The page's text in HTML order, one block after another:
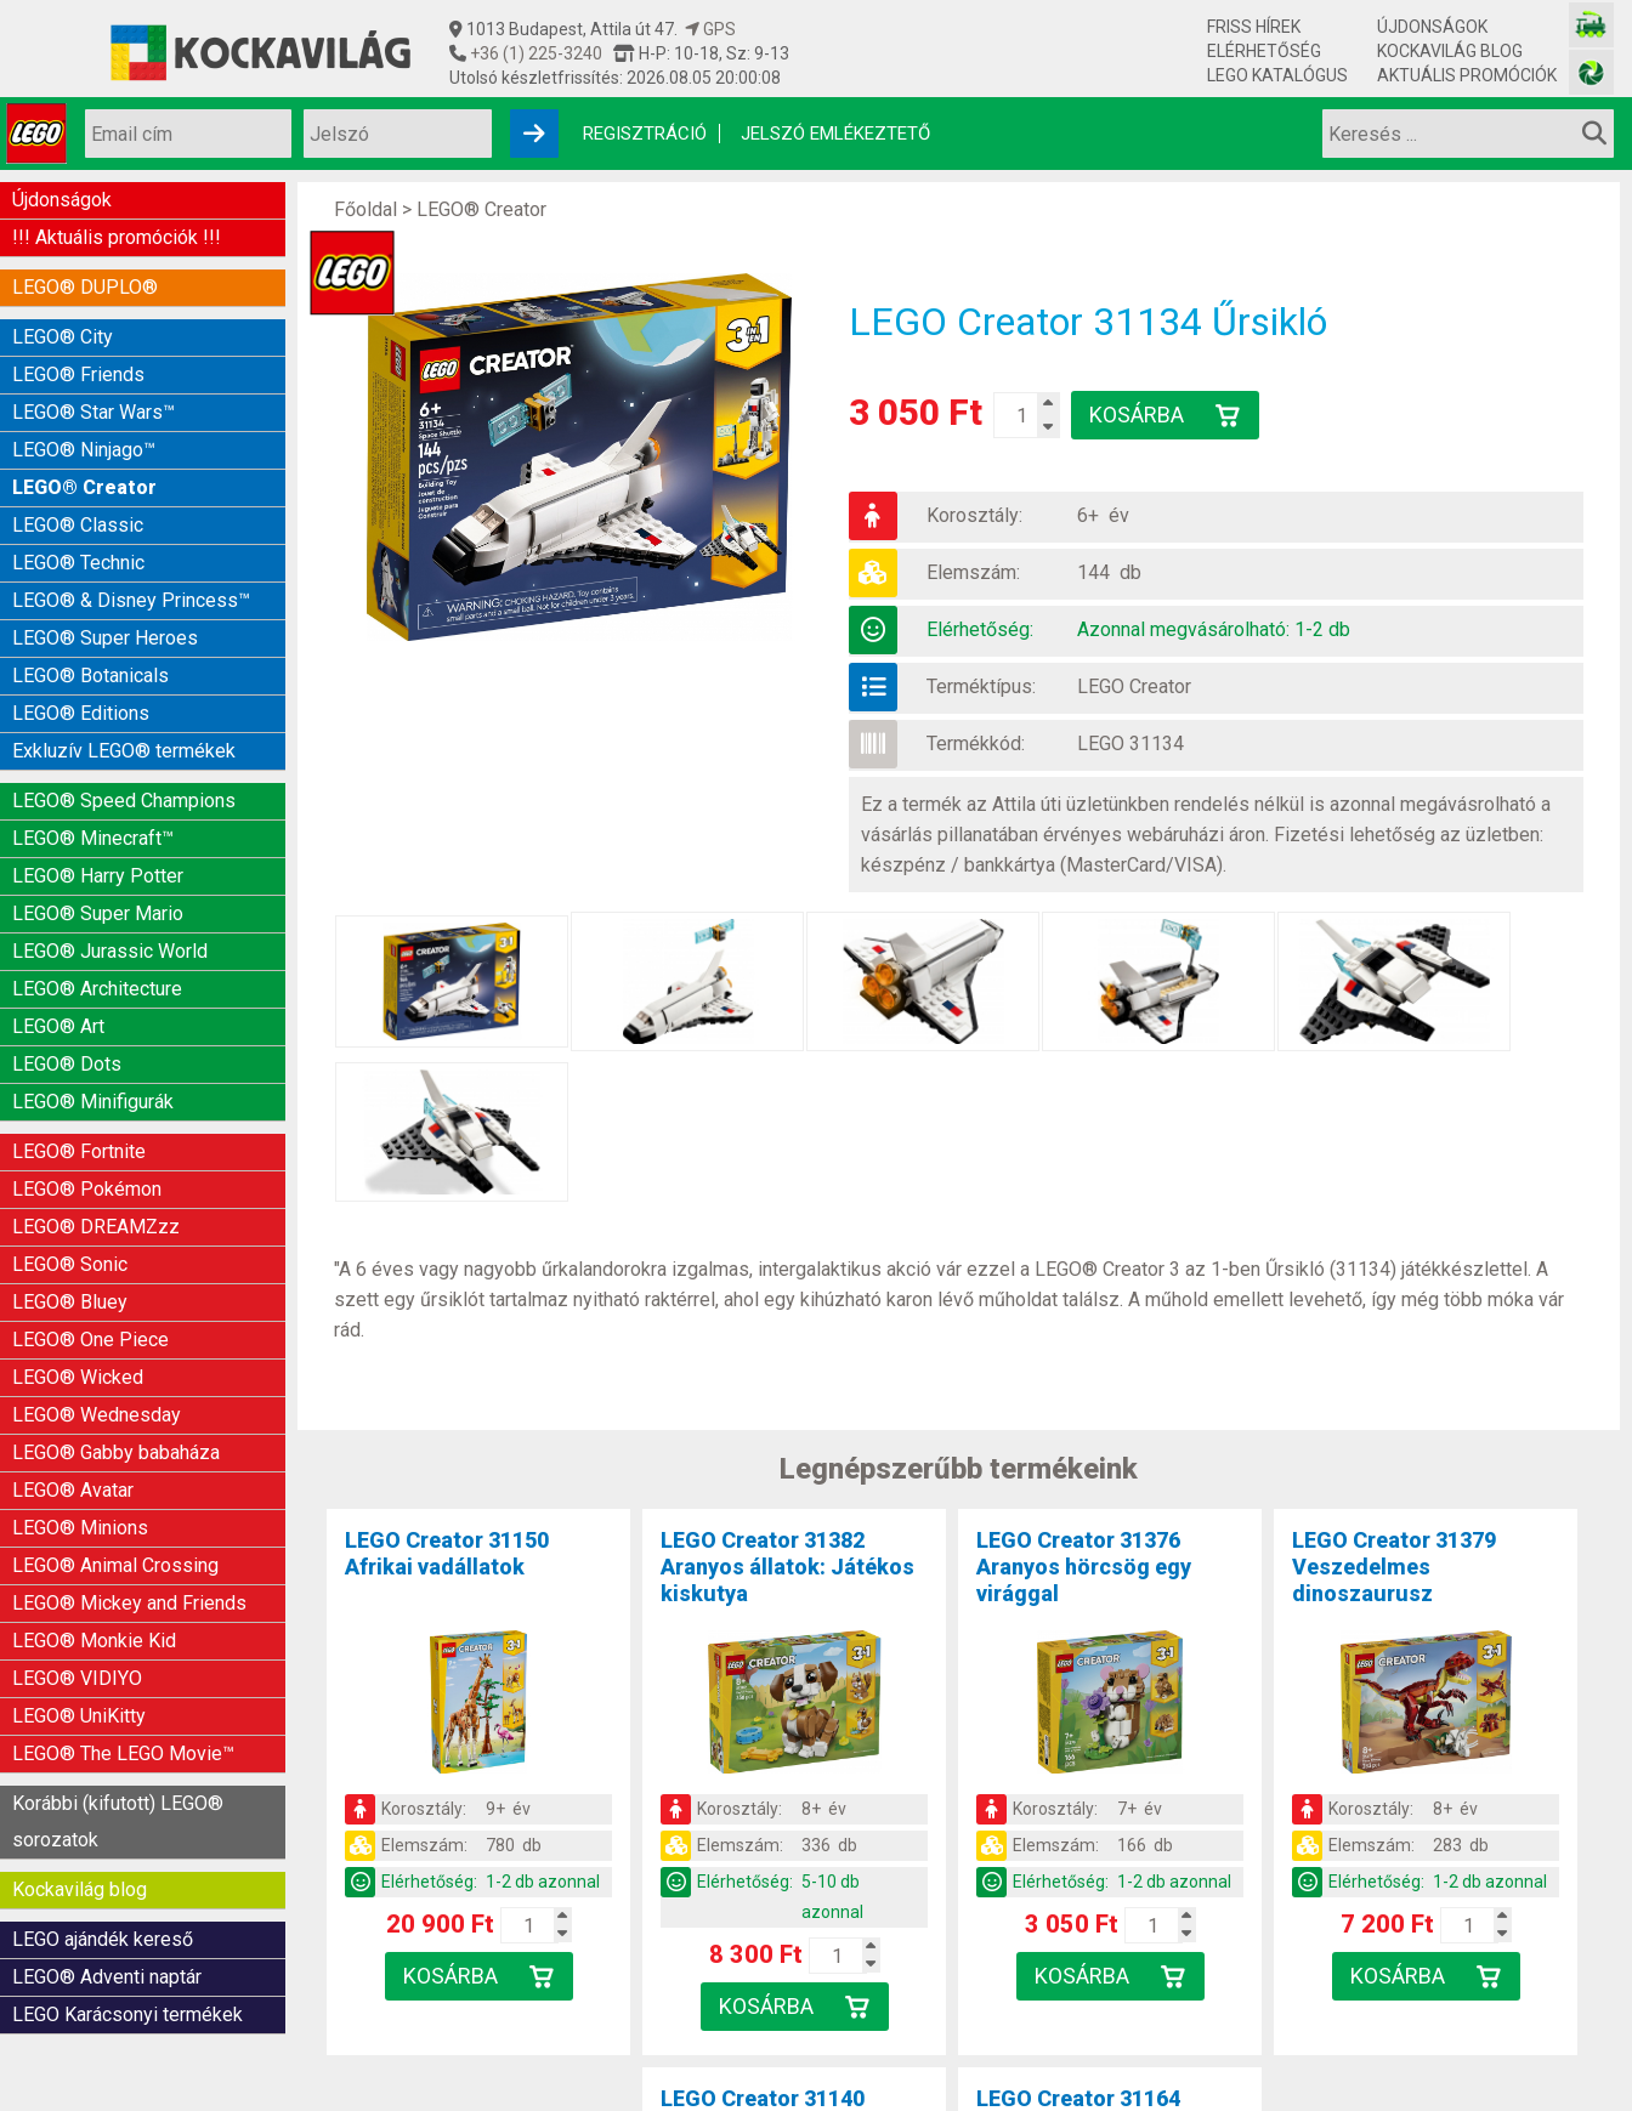
1013 Budapest, Attila út 47.
GPS
+36 (1) 225-3240
H-P: 10-18, Sz: 9-13
Utolsó készletfrissítés: 2026.08.05 20:00:08
FRISS HÍREK
ELÉRHETŐSÉG
LEGO KATALÓGUS
ÚJDONSÁGOK
KOCKAVILÁG BLOG
AKTUÁLIS PROMÓCIÓK
REGISZTRÁCIÓ JELSZÓ EMLÉKEZTETŐ
Újdonságok
!!! Aktuális promóciók !!!
LEGO® DUPLO®
LEGO® City
LEGO® Friends
LEGO® Star Wars™
LEGO® Ninjago™
LEGO® Creator
LEGO® Classic
LEGO® Technic
LEGO® & Disney Princess™
LEGO® Super Heroes
LEGO® Botanicals
LEGO® Editions
Exkluzív LEGO® termékek
LEGO® Speed Champions
LEGO® Minecraft™
LEGO® Harry Potter
LEGO® Super Mario
LEGO® Jurassic World
LEGO® Architecture
LEGO® Art
LEGO® Dots
LEGO® Minifigurák
LEGO® Fortnite
LEGO® Pokémon
LEGO® DREAMZzz
LEGO® Sonic
LEGO® Bluey
LEGO® One Piece
LEGO® Wicked
LEGO® Wednesday
LEGO® Gabby babaháza
LEGO® Avatar
LEGO® Minions
LEGO® Animal Crossing
LEGO® Mickey and Friends
LEGO® Monkie Kid
LEGO® VIDIYO
LEGO® UniKitty
LEGO® The LEGO Movie™
Korábbi (kifutott) LEGO®
sorozatok
Kockavilág blog
LEGO ajándék kereső
LEGO® Adventi naptár
LEGO Karácsonyi termékek
Főoldal > LEGO® Creator
LEGO Creator 31134 Űrsikló
3 050 Ft
Korosztály: 6+ év
Elemszám: 144 db
Elérhetőség: Azonnal megvásárolható: 1-2 db
Terméktípus: LEGO Creator
Termékkód: LEGO 31134
Ez a termék az Attila úti üzletünkben rendelés nélkül is azonnal megávásrolható a
vásárlás pillanatában érvényes webáruházi áron. Fizetési lehetőség az üzletben:
készpénz / bankkártya (MasterCard/VISA).
"A 6 éves vagy nagyobb űrkalandorokra izgalmas, intergalaktikus akció vár ezzel a LEGO® Creator 3 az 1-ben Űrsikló (31134) játékkészlettel. A
szett egy űrsiklót tartalmaz nyitható raktérrel, ahol egy kihúzható karon lévő műholdat találsz. A műhold emellett levehető, így még több móka vár
rád.
Legnépszerűbb termékeink
LEGO Creator 31150
Afrikai vadállatok
Korosztály:
9+ év
Elemszám:
780 db
Elérhetőség: 1-2 db azonnal
20 900 Ft
LEGO Creator 31382
Aranyos állatok: Játékos
kiskutya
Korosztály:
8+ év
Elemszám:
336 db
Elérhetőség: 5-10 db
azonnal
8 300 Ft
LEGO Creator 31376
Aranyos hörcsög egy
virággal
Korosztály:
7+ év
Elemszám:
166 db
Elérhetőség: 1-2 db azonnal
3 050 Ft
LEGO Creator 31379
Veszedelmes
dinoszaurusz
Korosztály:
8+ év
Elemszám:
283 db
Elérhetőség: 1-2 db azonnal
7 200 Ft
LEGO Creator 31140
LEGO Creator 31164